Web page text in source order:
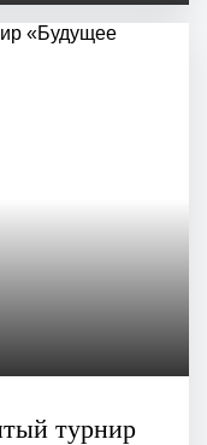
турнир